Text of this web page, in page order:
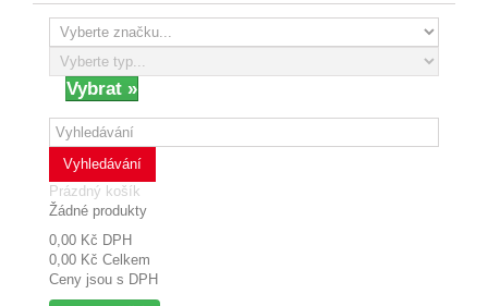
Vyhledávání
Prázdný košík
Žádné produkty
0,00 Kč DPH
0,00 Kč Celkem
Ceny jsou s DPH